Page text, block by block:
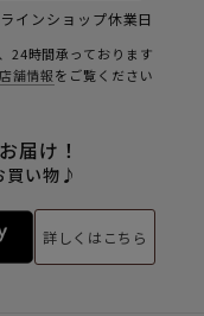
インショップ休業日
24時間承っております
店舗情報をご覧ください
届け！
買い物♪
詳しくはこちら